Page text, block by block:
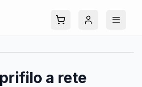
a rete